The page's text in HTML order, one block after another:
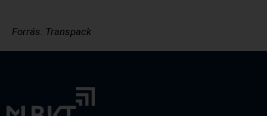
Forrás: Transpack